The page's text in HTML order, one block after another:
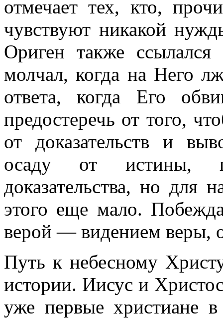
отмечает тех, кто,
чувствуют никакой
Ориген также
молчал, когда на Него
ответа, когда Его
предостеречь от того,
от доказательств и
осаду от истины,
доказательства, но для
этого еще мало.
верой — видением веры,
Путь к небесному
истории. Иисус и
уже первые христиане